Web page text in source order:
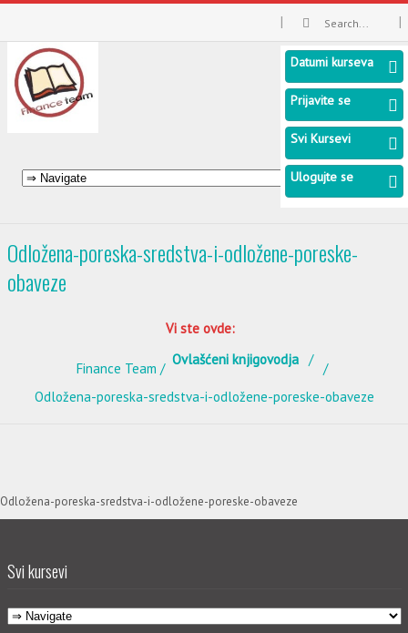
Odložena-poreska-sredstva-i-odložene-poreske-
obaveze
Vi ste ovde:
Finance Team
Ovlašćeni knjigovodja
Odložena-poreska-sredstva-i-odložene-poreske-obaveze
Odložena-poreska-sredstva-i-odložene-poreske-obaveze
Svi kursevi
Datumi kurseva
Prijavite se
Svi Kursevi
Ulogujte se